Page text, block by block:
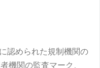
認められた規制機関の
機関の監査マーク、